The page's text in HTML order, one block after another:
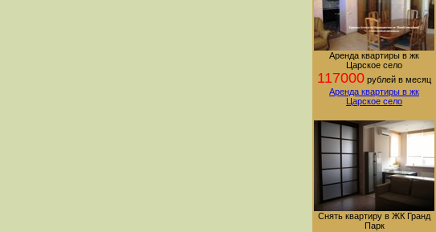
Аренда квартиры в жк
Царское село
117000 рублей в месяц
Аренда квартиры в жк
Царское село
Снять квартиру в ЖК Гранд
Парк